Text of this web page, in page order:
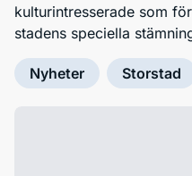
kulturintresserade som
stadens speciella
Nyheter Storstad